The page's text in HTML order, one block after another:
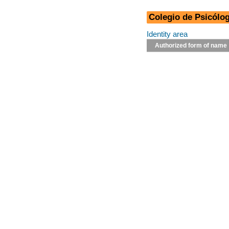
Colegio de
Identity area
Authorized form of name